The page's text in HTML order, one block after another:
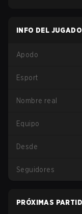
INFO DEL
Apodo
Esport
Nombre real
Equipo
Desde
Seguidores
PRÓXIMAS